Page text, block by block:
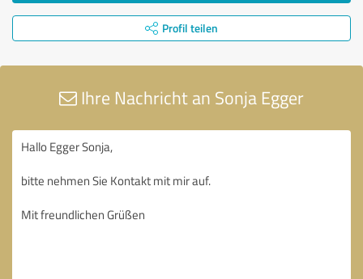
Profil teilen
Ihre Nachricht an Sonja Egger